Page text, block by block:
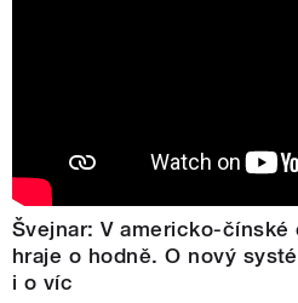
Švejnar: V americko-
hraje o hodně. O nový
i o víc